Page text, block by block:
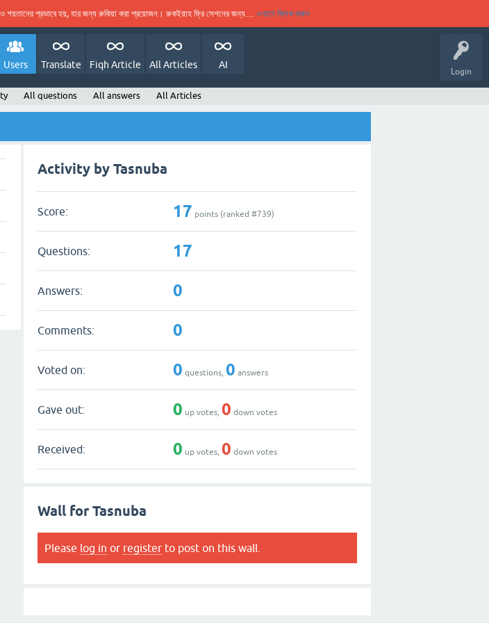
শয়তানের প্রভাবে হয়, যার জন্য রুকিয়া করা প্রয়োজন। রুকইয়াহ ফ্রি সেশনের জন্য… এখানে ক্লিক করুন
Login
Users Translate Fiqh Article All Articles AI
All questions All answers All Articles
Activity by Tasnuba
Score: 17 points (ranked #739)
Questions: 17
Answers: 0
Comments: 0
Voted on: 0 questions,0 answers
Gave out: 0 up votes,0 down votes
Received: 0 up votes,0 down votes
Wall for Tasnuba
Please log in or register to post on this wall.